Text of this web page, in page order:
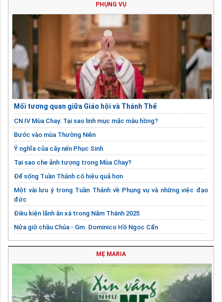
PHỤNG VỤ
Mối tương quan giữa Giáo hội và Thánh Thể
CN IV Mùa Chay: Tại sao linh mục mặc màu hồng?
Bước vào mùa Thường Niên
Ý nghĩa của cây nến Phục Sinh
Tại sao che ảnh tượng trong Mùa Chay?
Để sống Tuần Thánh có hiệu quả hơn
Một vài lưu ý trong Tuần Thánh về Phụng vụ và những việc đạo
đức
Điều kiện lãnh ân xá trong Năm Thánh 2025
Nửa giờ chầu Chúa - Gm. Dominico Hồ Ngọc Cẩn
Tháng 09: Mỗi ngày một lời nguyện
Bản văn Phụng vụ lễ st. Matta, Maria & Lazaro
MẸ MARIA